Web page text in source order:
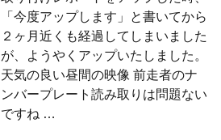
「今度アップします」と書いてから
２ヶ月近くも経過してしまいました
が、ようやくアップいたしました。
天気の良い昼間の映像 前走者のナ
ンバープレート読み取りは問題ない
ですね …